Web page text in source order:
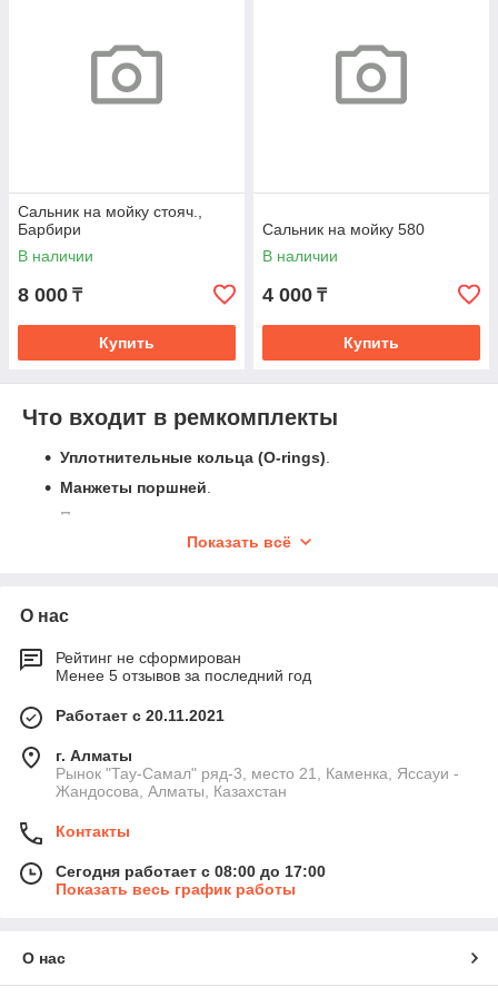
Сальник на мойку стояч.,
Барбири
В наличии
8 000 ₸
Купить
Сальник на мойку 580
В наличии
4 000 ₸
Купить
Что входит в ремкомплекты
Уплотнительные кольца (O-rings)
Манжеты поршней
Прокладки корпуса помпы
Клапана подачи и обратные клапана
прокладку
Sturm и т.д.
Модель насоса
Рабочее давление— 90, 120, 150, 200 бар.
полиуретан, тефлон.
Назначение— насос, пистолет, шланг, соединения.
Технические характеристики
Материал
Рабочее давление— до 200 бар.
Показать всё
О нас
Рейтинг не сформирован
Менее 5 отзывов за последний год
Работает с 20.11.2021
г. Алматы
Рынок "Тау-Самал" ряд-3, место 21, Каменка, Яссауи -
Жандосова, Алматы, Казахстан
Контакты
Сегодня работает с 08:00 до 17:00
Показать весь график работы
О нас